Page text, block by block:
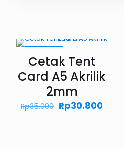
Cetak Tent
Card A5 Akrilik
2mm
Rp35.000 Harga
aslinya
Rp30.800Harga